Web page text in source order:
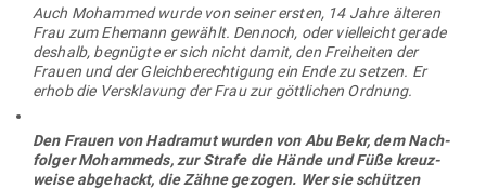
Auch Mohammed wurde von seiner ersten, 14 Jahre älteren
Frau zum Ehemann gewählt. Dennoch, oder viel­leicht gerade
deshalb, begnügte er sich nicht damit, den Frei­heiten der
Frauen und der Gleich­be­rech­tigung ein Ende zu setzen. Er
erhob die Ver­sklavung der Frau zur gött­lichen Ordnung.
Den Frauen von Hadramut wurden von Abu Bekr, dem Nach­
folger Mohammeds, zur Strafe die Hände und Füße kreuz­
weise abge­hackt, die Zähne gezogen. Wer sie schützen